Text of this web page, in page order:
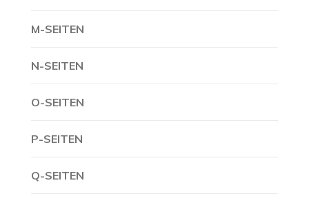
M-SEITEN
N-SEITEN
O-SEITEN
P-SEITEN
Q-SEITEN